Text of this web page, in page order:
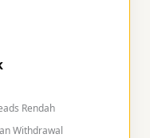
Rendah
Withdrawal